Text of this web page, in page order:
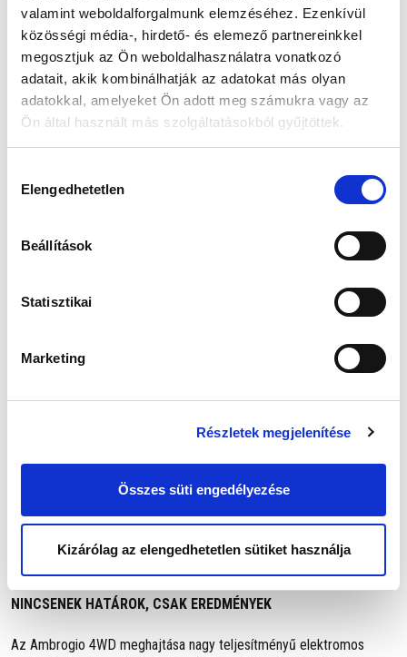
valamint weboldalforgalmunk elemzéséhez. Ezenkívül
közösségi média-, hirdető- és elemező partnereinkkel
megosztjuk az Ön weboldalhasználatra vonatkozó
adatait, akik kombinálhatják az adatokat más olyan
adatokkal, amelyeket Ön adott meg számukra vagy az
Ön által használt más szolgáltatásokból gyűjtöttek.
kiválasztása
Elengedhetetlen
Beállítások
Statisztikai
Marketing
Részletek megjelenítése
Összes süti engedélyezése
Kizárólag az elengedhetetlen sütiket használja
gyepet.
A formázott futófelület javítja a tapadást és a mozgás pontosságát,
csökkentve a csúszást és a talaj tömörödését. Az eredmény?
Nagyobb hatékonyság, kisebb terhelés a talajon és egészségesebb
fű.
4WD meghajtásintegrált teljesítménnyel
NINCSENEK HATÁROK, CSAK EREDMÉNYEK
Az Ambrogio 4WD meghajtása nagy teljesítményű elektromos